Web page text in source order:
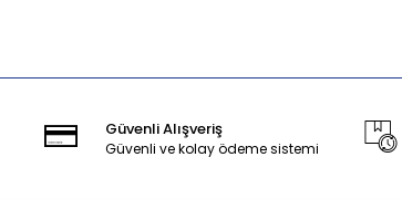
Güvenli Alışveriş
Güvenli ve kolay ödeme sistemi